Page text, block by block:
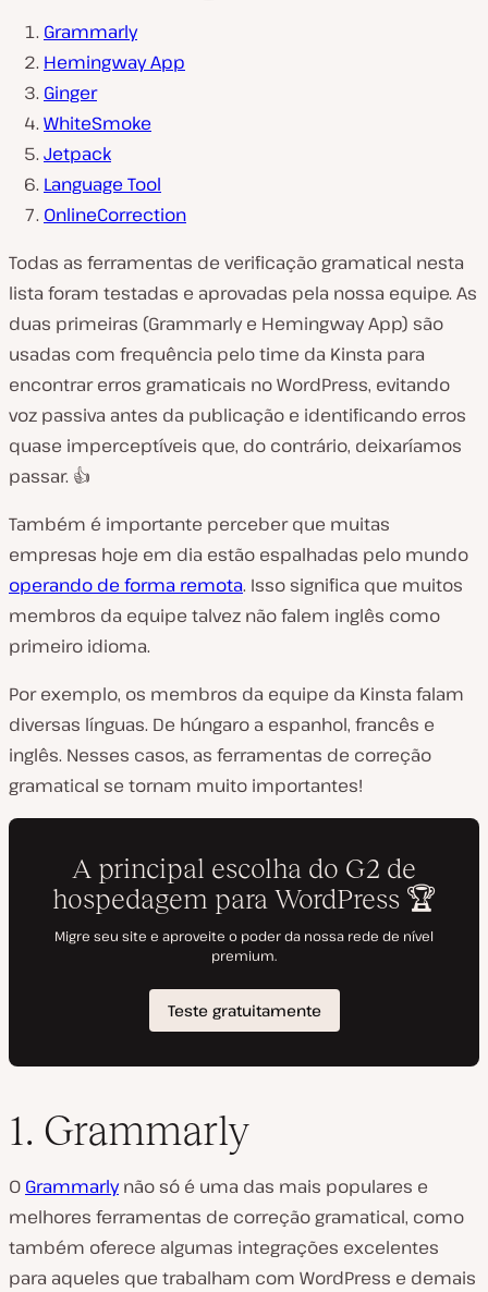
Grammarly
Hemingway App
Ginger
WhiteSmoke
Jetpack
Language Tool
OnlineCorrection
Todas as ferramentas de verificação gramatical nesta
lista foram testadas e aprovadas pela nossa equipe. As
duas primeiras (Grammarly e Hemingway App) são
usadas com frequência pelo time da Kinsta para
encontrar erros gramaticais no WordPress, evitando
voz passiva antes da publicação e identificando erros
quase imperceptíveis que, do contrário, deixaríamos
passar. 👍
Também é importante perceber que muitas
empresas hoje em dia estão espalhadas pelo mundo
operando de forma remota. Isso significa que muitos
membros da equipe talvez não falem inglês como
primeiro idioma.
Por exemplo, os membros da equipe da Kinsta falam
diversas línguas. De húngaro a espanhol, francês e
inglês. Nesses casos, as ferramentas de correção
gramatical se tornam muito importantes!
1. Grammarly
O Grammarlynão só é uma das mais populares e
melhores ferramentas de correção gramatical, como
também oferece algumas integrações excelentes
para aqueles que trabalham com WordPress e demais